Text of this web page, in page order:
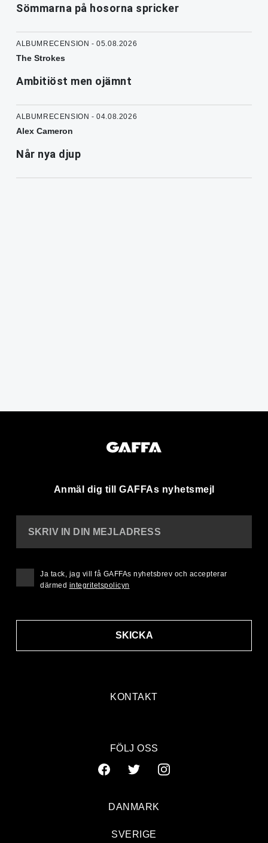
Sömmarna på hosorna spricker
ALBUMRECENSION - 05.08.2026
The Strokes
Ambitiöst men ojämnt
ALBUMRECENSION - 04.08.2026
Alex Cameron
Når nya djup
Anmäl dig till GAFFAs nyhetsmejl
KONTAKT
SKRIV IN DIN MEJLADRESS
SKICKA
Ja tack, jag vill få GAFFAs nyhetsbrev och accepterar
därmed integritetspolicyn
FÖLJ OSS
DANMARK
SVERIGE